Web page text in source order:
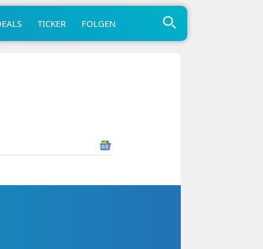
TICKER FOLGEN